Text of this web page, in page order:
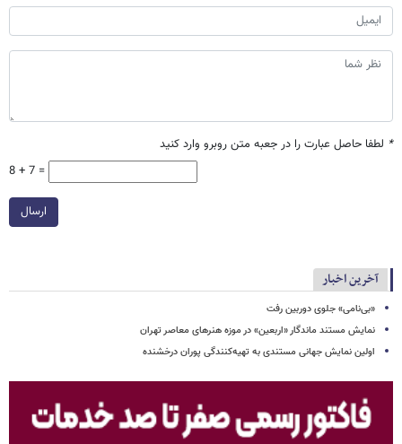
* لطفا حاصل عبارت را در جعبه متن روبرو وارد کنید
8 + 7 =
ارسال
آخرین اخبار
«بی‌نامی» جلوی دوربین رفت
نمایش مستند ماندگار «اربعین» در موزه هنرهای معاصر تهران
اولین نمایش جهانی مستندی به تهیه‌کنندگی پوران درخشنده